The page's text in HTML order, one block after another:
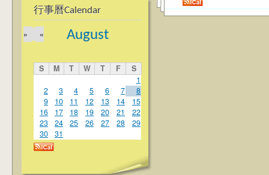
行事曆Calendar
August
«
»
S M T W T F
S
1
2
3 4 5 6 7
8
9
10 11 12 13 14
15
16
17 18 19 20 21
22
23
24 25 26 27 28
29
30
31
11